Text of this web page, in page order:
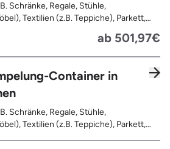
Schränke, Regale, Stühle,
Textilien (z.B. Teppiche), Parkett,
oder Türholz / Türen (ohne
Matratzen, Spielzeug, Bücher,
ab 501,97€
Container in
Schränke, Regale, Stühle,
Textilien (z.B. Teppiche), Parkett,